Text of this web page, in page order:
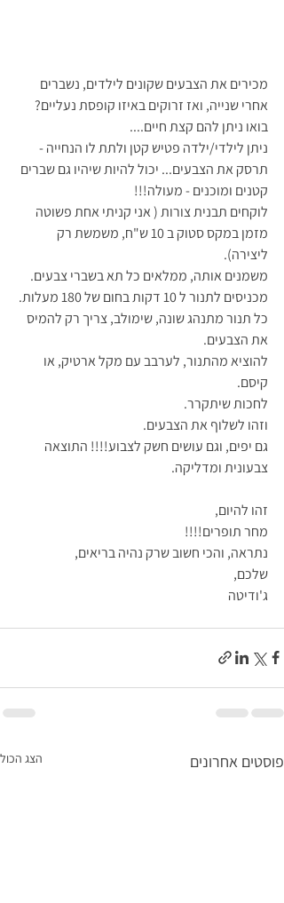
מכירים את הצבעים שקונים לילדים, נשברים
אחרי שנייה, ואז זרוקים באיזו קופסת נעליים?
בואו ניתן להם קצת חיים....
ניתן לילדי/ילדה פטיש קטן ולתת לו הנחייה -
תרסק את הצבעים... יכול להיות שיהיו גם שברים
קטנים ומוכנים - מעולה!!!
לוקחים תבנית צורות ( אני קניתי אחת פשוטה
מזמן במקס סטוק ב 10 ש"ח, משמשת רק
ליצירה).
משמנים אותה, ממלאים כל תא בשברי צבעים.
מכניסים לתנור ל 10 דקות בחום של 180 מעלות.
כל תנור מתנהג שונה, שימולב, צריך רק להמיס
את הצבעים.
להוציא מהתנור, לערבב עם מקל ארטיק, או
קיסם.
לחכות שיתקרר.
וזהו לשלוף את הצבעים.
גם יפים, וגם עושים חשק לצבוע!!!! התוצאה
צבעונית ומדליקה.
זהו להיום,
מחר תופרים!!!!
נתראה, והכי חשוב שרק נהיה בריאים,
שלכם,
ג'ודיטה
פוסטים אחרונים הצג הכול